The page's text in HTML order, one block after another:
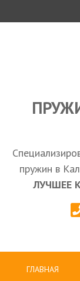
пружин в
ЛУЧШЕЕ
ГЛАВНАЯ